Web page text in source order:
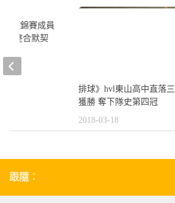
排球》hvl東山高中直落三
獲勝 奪下隊史第四冠
2018-03-18